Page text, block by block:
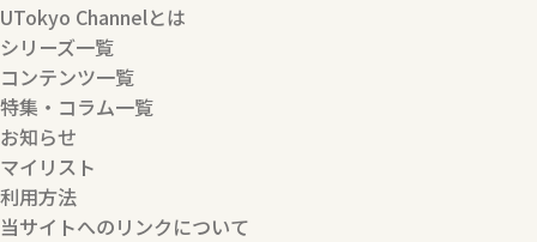
UTokyo Channelとは
シリーズ一覧
コンテンツ一覧
特集・コラム一覧
お知らせ
マイリスト
利用方法
当サイトへのリンクについて